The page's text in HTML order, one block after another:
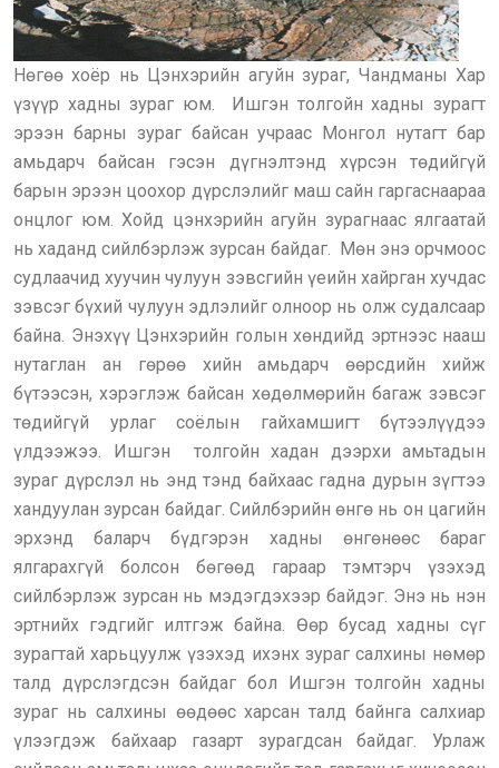
Нөгөө хоёр нь Цэнхэрийн агуйн зураг, Чандманы Хар
үзүүр хадны зураг юм. Ишгэн толгойн хадны зурагт
эрээн барны зураг байсан учраас Монгол нутагт бар
амьдарч байсан гэсэн дүгнэлтэнд хүрсэн төдийгүй
барын эрээн цоохор дүрслэлийг маш сайн гаргаснаараа
онцлог юм. Хойд цэнхэрийн агуйн зурагнаас ялгаатай
нь хаданд сийлбэрлэж зурсан байдаг. Мөн энэ орчмоос
судлаачид хуучин чулуун зэвсгийн үеийн хайрган хучдас
зэвсэг бүхий чулуун эдлэлийг олноор нь олж судалсаар
байна. Энэхүү Цэнхэрийн голын хөндийд эртнээс нааш
нутаглан ан гөрөө хийн амьдарч өөрсдийн хийж
бүтээсэн, хэрэглэж байсан хөдөлмөрийн багаж зэвсэг
төдийгүй урлаг соёлын гайхамшигт бүтээлүүдээ
үлдээжээ. Ишгэн толгойн хадан дээрхи амьтадын
зураг дүрслэл нь энд тэнд байхаас гадна дурын зүгтээ
хандуулан зурсан байдаг. Сийлбэрийн өнгө нь он цагийн
эрхэнд баларч бүдгэрэн хадны өнгөнөөс бараг
ялгарахгүй болсон бөгөөд гараар тэмтэрч үзэхэд
сийлбэрлэж зурсан нь мэдэгдэхээр байдэг. Энэ нь нэн
эртнийх гэдгийг илтгэж байна. Өөр бусад хадны сүг
зурагтай харьцуулж үзэхэд ихэнх зураг салхины нөмөр
талд дүрслэгдсэн байдаг бол Ишгэн толгойн хадны
зураг нь салхины өөдөөс харсан талд байнга салхиар
үлээгдэж байхаар газарт зурагдсан байдаг. Урлаж